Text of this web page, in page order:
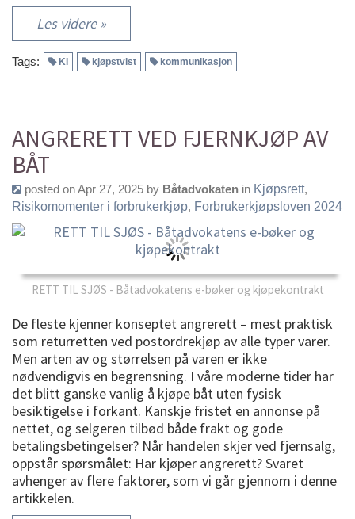
Les videre »
Tags: KI kjøpstvist kommunikasjon
ANGRERETT VED FJERNKJØP AV
BÅT
posted on Apr 27, 2025 by Båtadvokaten in Kjøpsrett,
Risikomomenter i forbrukerkjøp, Forbrukerkjøpsloven 2024
RETT TIL SJØS - Båtadvokatens e-bøker og kjøpekontrakt
De fleste kjenner konseptet angrerett – mest praktisk
som returretten ved postordrekjøp av alle typer varer.
Men arten av og størrelsen på varen er ikke
nødvendigvis en begrensning. I våre moderne tider har
det blitt ganske vanlig å kjøpe båt uten fysisk
besiktigelse i forkant. Kanskje fristet en annonse på
nettet, og selgeren tilbød både frakt og gode
betalingsbetingelser? Når handelen skjer ved fjernsalg,
oppstår spørsmålet: Har kjøper angrerett? Svaret
avhenger av flere faktorer, som vi går gjennom i denne
artikkelen.